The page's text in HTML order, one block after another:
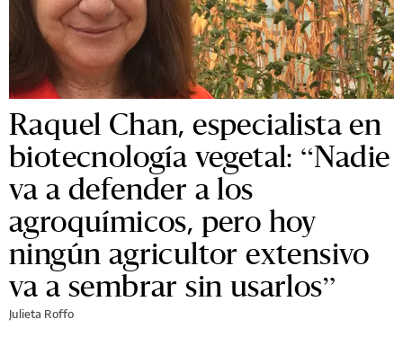
Raquel Chan, especialista en
biotecnología vegetal: “Nadie
va a defender a los
agroquímicos, pero hoy
ningún agricultor extensivo
va a sembrar sin usarlos”
Julieta Roffo